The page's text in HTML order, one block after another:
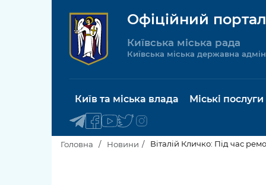
Офіційний
Київська міська рада
Київська міська державна
Київ та міська влада Міські послуги
Головна Новини Віталій Кличко: Під час